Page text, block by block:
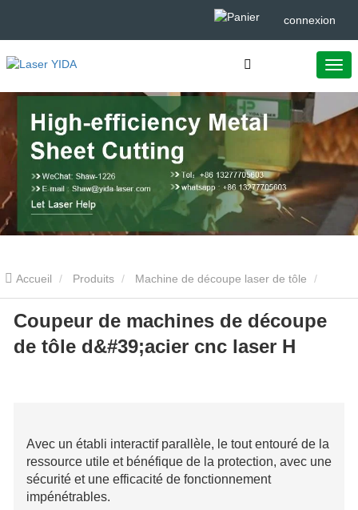
connexion
Accueil Produits Machine de découpe laser de tôle
Coupeur de machines de découpe de tôle d'acier cnc laser H
Coupeur de machines de découpe
de tôle d&#39;acier cnc laser H
Avec un établi interactif parallèle, le tout entouré de la
ressource utile et bénéfique de la protection, avec une
sécurité et une efficacité de fonctionnement
impénétrables.